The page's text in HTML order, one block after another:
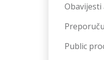
Public